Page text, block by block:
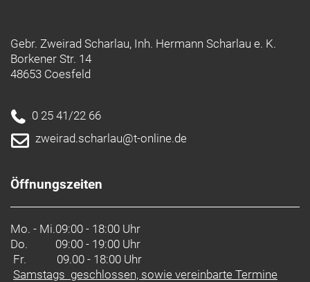
Gebr. Zweirad Scharlau, Inh. Hermann Scharlau e. K.
Borkener Str. 14
48653 Coesfeld
0 25 41/22 66
zweirad.scharlau@t-online.de
Öffnungszeiten
Mo. - Mi.09:00 - 18:00 Uhr
Do.
09:00 - 19:00 Uhr
Fr. 09.00 - 18:00 Uhr
Samstags geschlossen, sowie vereinbarte Termine